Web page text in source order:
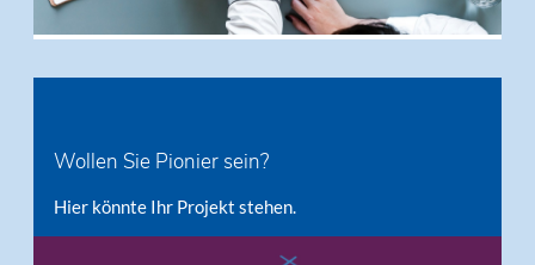
Wollen Sie Pionier sein?
Hier könnte Ihr Projekt stehen.